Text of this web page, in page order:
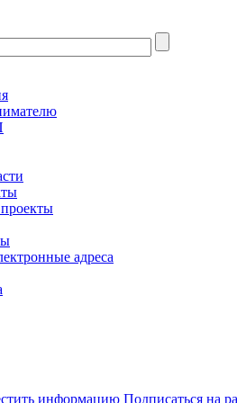
адреса
информацию Подписаться на